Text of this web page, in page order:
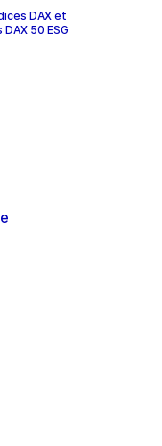
DAX et
50 ESG